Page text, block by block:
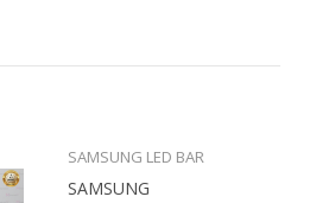
SAMSUNG LED BAR
SAMSUNG